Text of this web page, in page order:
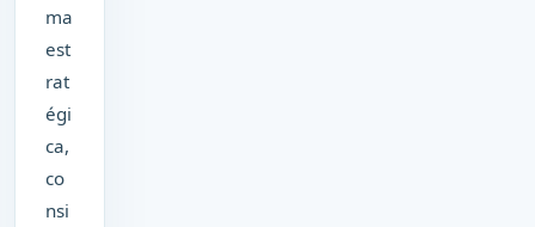
ma
est
rat
égi
ca,
co
nsi